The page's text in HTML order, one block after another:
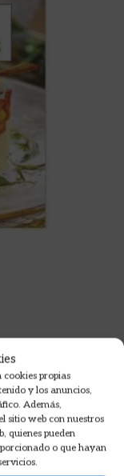
cookies propias
y los anuncios,
Además,
sitio web con nuestros
quienes pueden
o que hayan